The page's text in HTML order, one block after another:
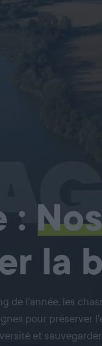
:
la
de l'année, les
pour préserver
et